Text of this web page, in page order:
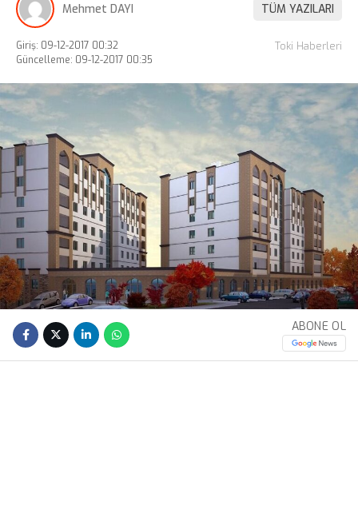
Mehmet DAYI TÜM YAZILARI
Giriş: 09-12-2017 00:32
Güncelleme: 09-12-2017 00:35
Toki Haberleri
ABONE OL